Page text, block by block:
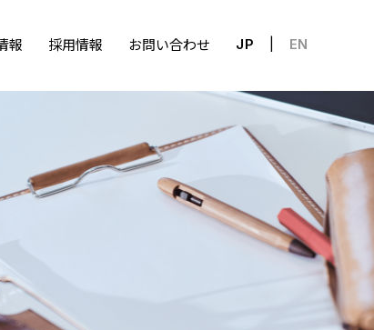
報 採用情報 お問い合わせ EN
JP